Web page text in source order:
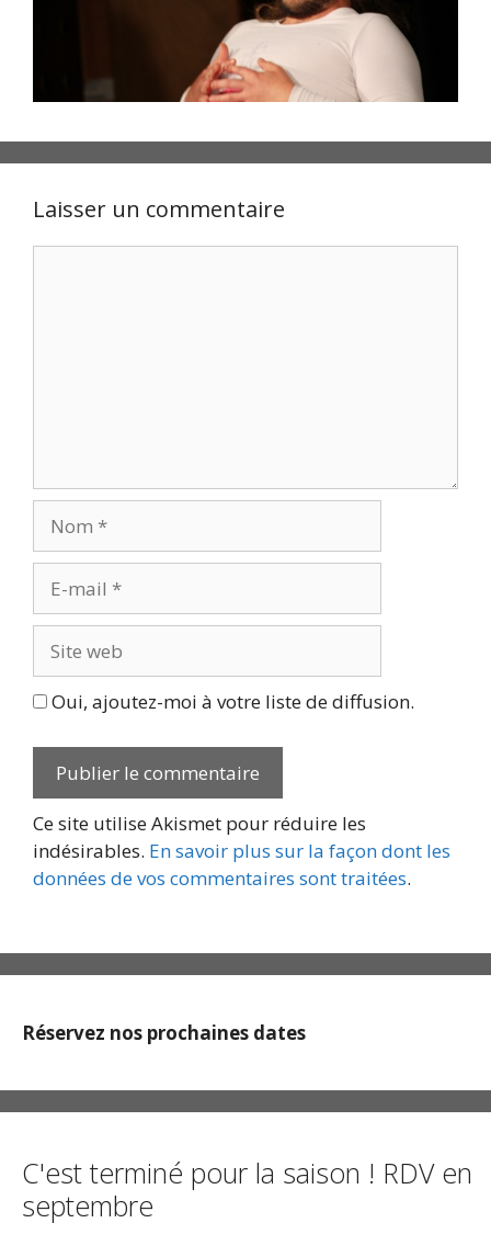
Laisser un commentaire
mail
web
Oui, ajoutez-moi à votre liste de diffusion.
Ce site utilise Akismet pour réduire les
indésirables. En savoir plus sur la façon dont les
données de vos commentaires sont traitées.
Réservez nos prochaines dates
C'est terminé pour la saison ! RDV en
septembre